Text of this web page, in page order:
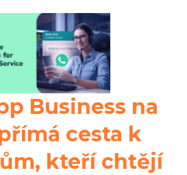
Business na
cesta k
kteří chtějí